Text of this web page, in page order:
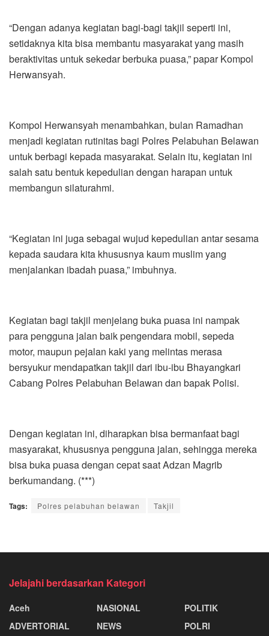
“Dengan adanya kegiatan bagi-bagi takjil seperti ini,
setidaknya kita bisa membantu masyarakat yang masih
beraktivitas untuk sekedar berbuka puasa,” papar Kompol
Herwansyah.
Kompol Herwansyah menambahkan, bulan Ramadhan
menjadi kegiatan rutinitas bagi Polres Pelabuhan Belawan
untuk berbagi kepada masyarakat. Selain itu, kegiatan ini
salah satu bentuk kepedulian dengan harapan untuk
membangun silaturahmi.
“Kegiatan ini juga sebagai wujud kepedulian antar sesama
kepada saudara kita khususnya kaum muslim yang
menjalankan ibadah puasa,” imbuhnya.
Kegiatan bagi takjil menjelang buka puasa ini nampak
para pengguna jalan baik pengendara mobil, sepeda
motor, maupun pejalan kaki yang melintas merasa
bersyukur mendapatkan takjil dari ibu-ibu Bhayangkari
Cabang Polres Pelabuhan Belawan dan bapak Polisi.
Dengan kegiatan ini, diharapkan bisa bermanfaat bagi
masyarakat, khususnya pengguna jalan, sehingga mereka
bisa buka puasa dengan cepat saat Adzan Magrib
berkumandang. (***)
Tags: Polres pelabuhan belawan Takjil
Jelajahi berdasarkan Kategori
Aceh
ADVERTORIAL
NASIONAL
NEWS
POLITIK
POLRI